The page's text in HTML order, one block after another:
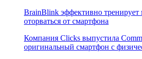
BrainBlink эффективно тренирует
оторваться от смартфона
Компания Clicks выпустила
оригинальный смартфон с